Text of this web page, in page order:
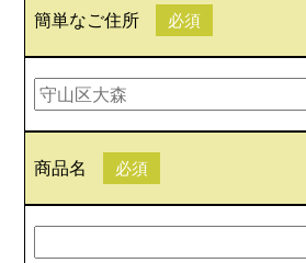
簡単なご住所 必須
商品名 必須